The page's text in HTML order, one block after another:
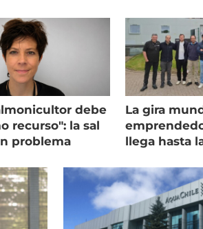
debe
recurso": la sal
problema
La gira
llega hasta